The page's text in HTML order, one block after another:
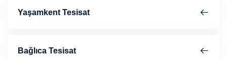
Yaşamkent Tesisat
Bağlıca Tesisat